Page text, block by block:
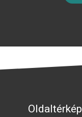
Oldaltérkép